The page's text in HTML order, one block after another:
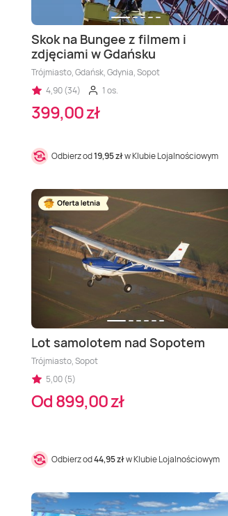
Skok na Bungee z filmem i
zdjęciami w Gdańsku
Trójmiasto, Gdańsk, Gdynia, Sopot
4,90 (34)
1 os.
399,00 zł
Odbierz od19,95 złw Klubie Lojalnościowym
Lot samolotem nad Sopotem
Trójmiasto, Sopot
5,00 (5)
Od 899,00 zł
Odbierz od44,95 złw Klubie Lojalnościowym